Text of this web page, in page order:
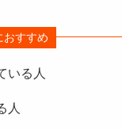
おすすめ
いる人
人